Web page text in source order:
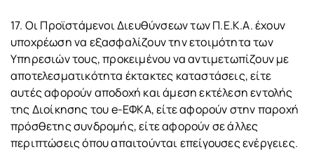
17. Οι Προϊστάμενοι Διευθύνσεων των Π.Ε.Κ.Α. έχουν
υποχρέωση να εξασφαλίζουν την ετοιμότητα των
Υπηρεσιών τους, προκειμένου να αντιμετωπίζουν με
αποτελεσματικότητα έκτακτες καταστάσεις, είτε
αυτές αφορούν αποδοχή και άμεση εκτέλεση εντολής
της Διοίκησης του e-ΕΦΚΑ, είτε αφορούν στην παροχή
πρόσθετης συνδρομής, είτε αφορούν σε άλλες
περιπτώσεις όπου απαιτούνται επείγουσες ενέργειες.